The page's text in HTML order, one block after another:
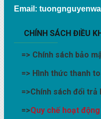
Email:
CHÍNH SÁCH ĐIỀU
=> Chính sách bảo
=> Hình thức thanh
=>Chính sách đổi trả
=>Quy chế hoạt động